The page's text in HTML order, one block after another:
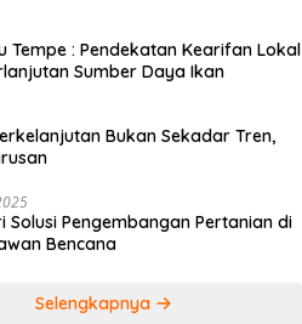
Tempe : Pendekatan Kearifan Lokal
Sumber Daya Ikan
Bukan Sekadar Tren,
Pengembangan Pertanian di
Bencana
Selengkapnya